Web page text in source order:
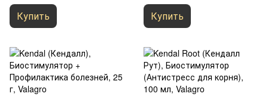
Купить Купить